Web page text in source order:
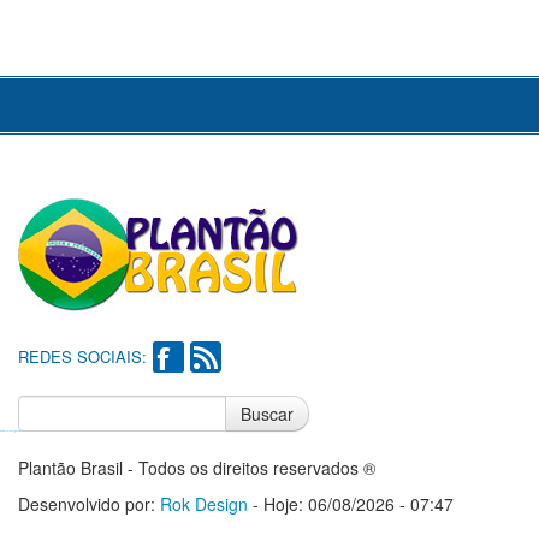
REDES SOCIAIS:
Buscar
Plantão Brasil - Todos os direitos reservados ®
Desenvolvido por: Rok Design - Hoje: 06/08/2026 - 07:47